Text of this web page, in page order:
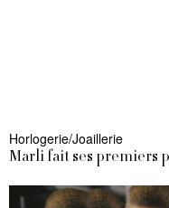
Horlogerie/Joaillerie
Marli fait ses premiers